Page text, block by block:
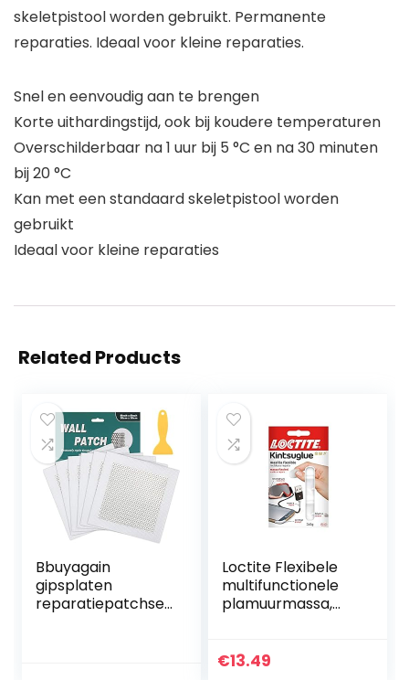
skeletpistool worden gebruikt. Permanente
reparaties. Ideaal voor kleine reparaties.
Snel en eenvoudig aan te brengen
Korte uithardingstijd, ook bij koudere temperaturen
Overschilderbaar na 1 uur bij 5 °C en na 30 minuten
bij 20 °C
Kan met een standaard skeletpistool worden
gebruikt
Ideaal voor kleine reparaties
Related Products
Bbuyagain
gipsplaten
reparatiepatchset
Loctite Flexibele
multifunctionele
plamuurmassa,
€13.49